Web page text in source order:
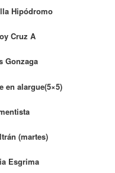
Hipódromo
Cruz A
Gonzaga
en alargue(5×5)
(martes)
Esgrima